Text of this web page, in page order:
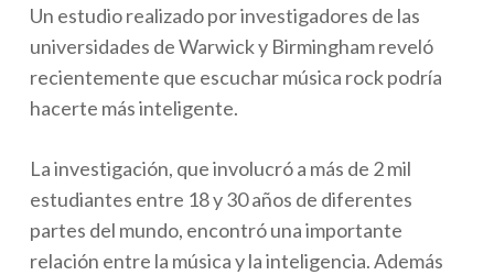
Un estudio realizado por investigadores de las
universidades de Warwick y Birmingham reveló
recientemente que escuchar música rock podría
hacerte más inteligente.
La investigación, que involucró a más de 2 mil
estudiantes entre 18 y 30 años de diferentes
partes del mundo, encontró una importante
relación entre la música y la inteligencia. Además